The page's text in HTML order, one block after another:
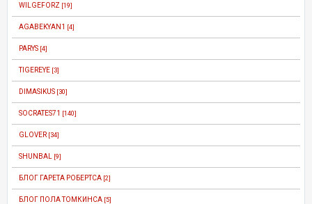
WILGEFORZ [19]
AGABEKYAN1 [4]
PARYS [4]
TIGEREYE [3]
DIMASIKUS [30]
SOCRATES71 [140]
GLOVER [34]
SHUNBAL [9]
БЛОГ ГАРЕТА РОБЕРТСА [2]
БЛОГ ПОЛА ТОМКИНСА [5]